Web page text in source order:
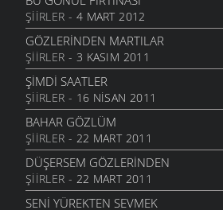
YAKAN YAR
2 HAZIRAN 2006
BİR YÜZDEN
2 HAZIRAN 2006
YAYILAN
2 HAZIRAN 2006
YÜZ BENDEN
2 HAZIRAN 2006
YAR ACISIN
2 HAZIRAN 2006
ŞIIRLER - 4 MART 2012
GÖZLERINDEN MARTILAR
ŞIIRLER - 3 KASIM 2011
ŞIMDI SAATLER
ŞIIRLER - 16 NISAN 2011
BAHAR GÖZLÜM
ŞIIRLER - 22 MART 2011
DÜŞERSEM GÖZLERINDEN
ŞIIRLER - 22 MART 2011
SENI YÜREKTEN SEVMEK